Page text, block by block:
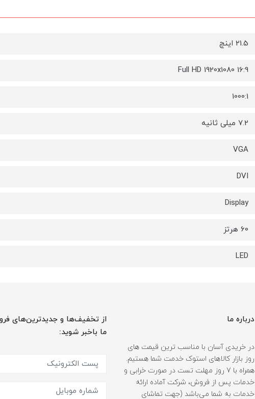
21.5 اینچ
Full HD 1920x1080 16:9
1000:1
7.2 میلی ثانیه
VGA
DVI
Display
60 هرتز
LED
درباره ما
در خریدی آسان با مناسب ترین قیمت های
روز بازار کالاهای استوک خدمت شما هستیم.
همراه با 7 روز مهلت تست در صورت خرابی و
خدمات پس از فروش، شرکت آماده ارائه
خدمات به شما می‌باشد (جهت تماشای
از تخفیف‌ها و جدیدترین‌های
ما باخبر شوید: